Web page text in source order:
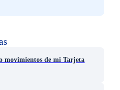
movimientos de mi Tarjeta